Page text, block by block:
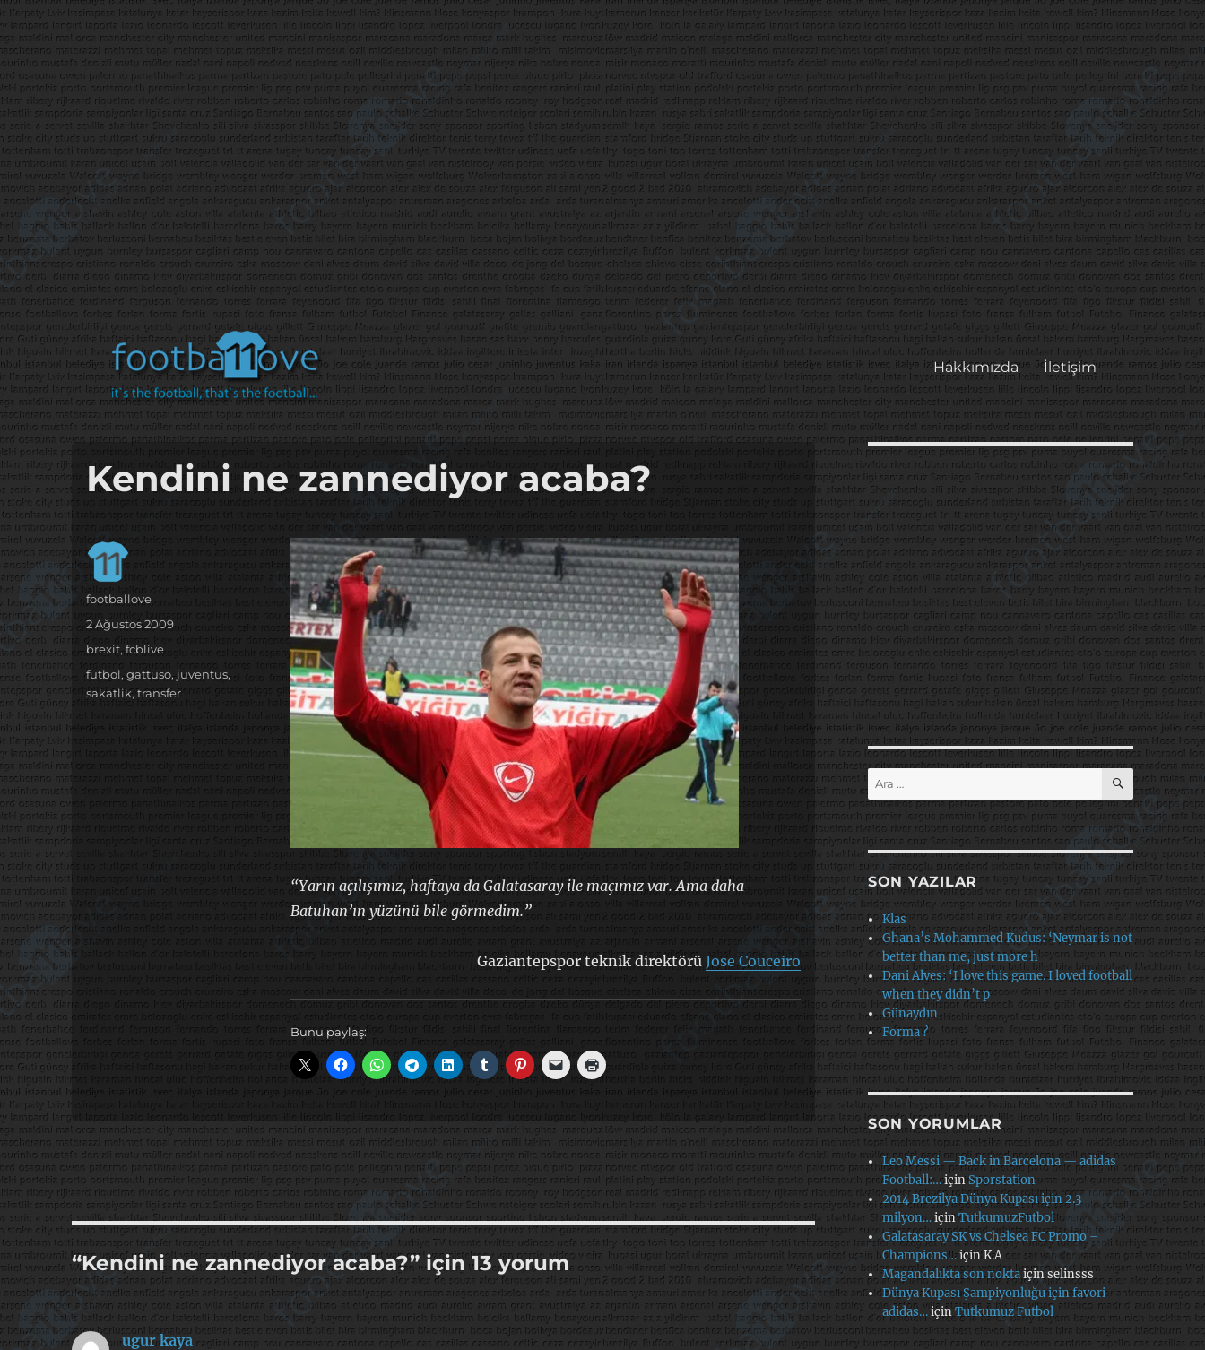
footbaLLove
it's the football, that's the football…
Hakkımızda İletişim
Kendini ne zannediyor acaba?
“Yarın açılışımız, haftaya da Galatasaray ile maçımız var. Ama daha
Batuhan’ın yüzünü bile görmedim.”
Gaziantepspor teknik direktörü Jose Couceiro
Bunu paylaş:
Yazar
footballove
Yayın
tarihi
2 Ağustos 2009
Kategoriler
brexit,fcblive
Etiketler
futbol,gattuso, juventus,
sakatlik,transfer
“Kendini ne zannediyor acaba?” için 13 yorum
ugur kaya dedi
Ara: ARA
SON YAZILAR
Klas
Ghana’s Mohammed Kudus: ‘Neymar is not
better than me, just more h
Dani Alves: ‘I love this game. I loved football
when they didn’t p
Günaydın
Forma ?
SON YORUMLAR
Leo Messi — Back in Barcelona — adidas
Football:…içinSporstation
2014 Brezilya Dünya Kupası için 2.3
milyon…içinTutkumuzFutbol
Galatasaray SK vs Chelsea FC Promo –
Champions…içinK.A
Magandalıkta son noktaiçinselinsss
Dünya Kupası Şampiyonluğu için favori
adidas…içinTutkumuz Futbol